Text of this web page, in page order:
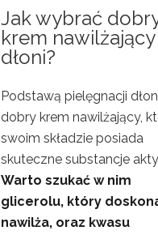
Jak wybrać
krem
dłoni?
Podstawą pielęgnacji
dobry krem nawilżający,
swoim składzie posiada
skuteczne substancje
Warto szukać w nim
glicerolu, który
nawilża, oraz kwasu